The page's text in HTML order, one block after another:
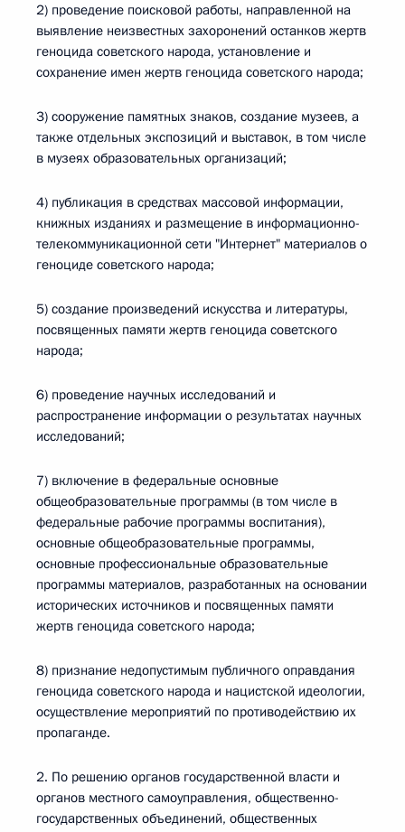
2) проведение поисковой работы, направленной на
выявление неизвестных захоронений останков жертв
геноцида советского народа, установление и
сохранение имен жертв геноцида советского народа;
3) сооружение памятных знаков, создание музеев, а
также отдельных экспозиций и выставок, в том числе
в музеях образовательных организаций;
4) публикация в средствах массовой информации,
книжных изданиях и размещение в информационно-
телекоммуникационной сети "Интернет" материалов о
геноциде советского народа;
5) создание произведений искусства и литературы,
посвященных памяти жертв геноцида советского
народа;
6) проведение научных исследований и
распространение информации о результатах научных
исследований;
7) включение в федеральные основные
общеобразовательные программы (в том числе в
федеральные рабочие программы воспитания),
основные общеобразовательные программы,
основные профессиональные образовательные
программы материалов, разработанных на основании
исторических источников и посвященных памяти
жертв геноцида советского народа;
8) признание недопустимым публичного оправдания
геноцида советского народа и нацистской идеологии,
осуществление мероприятий по противодействию их
пропаганде.
2. По решению органов государственной власти и
органов местного самоуправления, общественно-
государственных объединений, общественных